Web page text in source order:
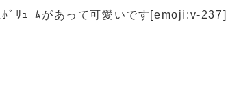
ﾞﾘｭｰﾑがあって可愛いです[emoji:v-237]